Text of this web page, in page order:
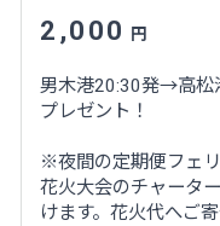
2,000 円
男木港20:30発→高
プレゼント！
※夜間の定期便フェ
花火大会のチャータ
けます。花火代へご